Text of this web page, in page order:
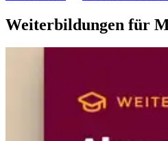
Weiterbildungen für